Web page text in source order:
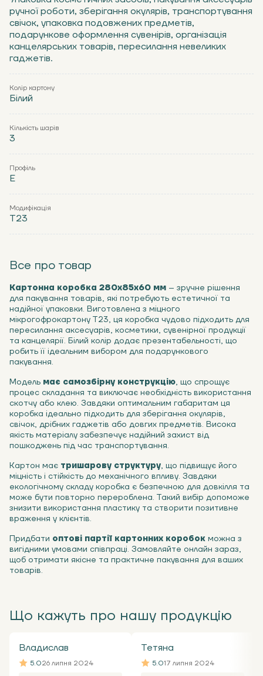
ручної роботи, зберігання окулярів, транспортування
свічок, упаковка подовжених предметів,
подарункове оформлення сувенірів, організація
канцелярських товарів, пересилання невеликих
гаджетів.
Колір картону
Білий
Кількість шарів
3
Профіль
Е
Модифікація
Т23
Все про товар
Картонна коробка 280x85x60 мм – зручне рішення
для пакування товарів, які потребують естетичної та
надійної упаковки. Виготовлена з міцного
мікрогофрокартону Т23, ця коробка чудово підходить для
пересилання аксесуарів, косметики, сувенірної продукції
та канцелярії. Білий колір додає презентабельності, що
робить її ідеальним вибором для подарункового
пакування.
Модель має самозбірну конструкцію, що спрощує
процес складання та виключає необхідність використання
скотчу або клею. Завдяки оптимальним габаритам ця
коробка ідеально підходить для зберігання окулярів,
свічок, дрібних гаджетів або довгих предметів. Висока
якість матеріалу забезпечує надійний захист від
пошкоджень під час транспортування.
Картон має тришарову структуру, що підвищує його
міцність і стійкість до механічного впливу. Завдяки
екологічному складу коробка є безпечною для довкілля та
може бути повторно перероблена. Такий вибір допоможе
знизити використання пластику та створити позитивне
враження у клієнтів.
Придбати оптові партії картонних коробок можна з
вигідними умовами співпраці. Замовляйте онлайн зараз,
щоб отримати якісне та практичне пакування для ваших
товарів.
Що кажуть про нашу продукцію
Владислав
5.026 липня 2024
Тетяна
5.017 липня 2024